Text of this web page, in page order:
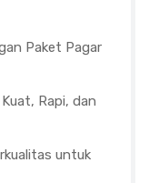
Paket Pagar
Rapi, dan
untuk